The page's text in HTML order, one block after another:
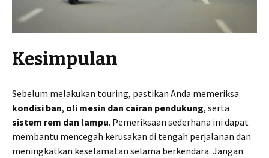
Kesimpulan
Sebelum melakukan touring, pastikan Anda memeriksa
kondisi ban, oli mesin dan cairan pendukung, serta
sistem rem dan lampu. Pemeriksaan sederhana ini dapat
membantu mencegah kerusakan di tengah perjalanan dan
meningkatkan keselamatan selama berkendara. Jangan